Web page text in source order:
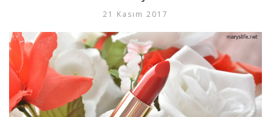
21 Kasım 2017